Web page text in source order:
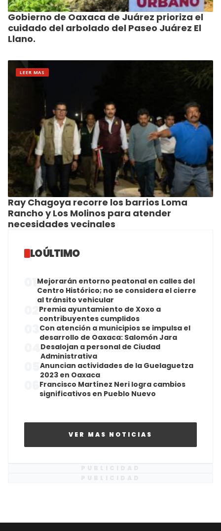
Gobierno de Oaxaca de Juárez prioriza el
cuidado del arbolado del Paseo Juárez El
Llano.
LEER MAS
Ray Chagoya recorre los barrios Loma
Rancho y Los Molinos para atender
necesidades vecinales
LO ÚLTIMO
Mejorarán entorno peatonal en calles del
Centro Histórico; no se considera el cierre
al tránsito vehicular
Premia ayuntamiento de Xoxo a
contribuyentes cumplidos
Con atención a municipios se impulsa el
desarrollo de Oaxaca: Salomón Jara
Desalojan a personal de Ciudad
Administrativa
Anuncian actividades de la Guelaguetza
2023 en Oaxaca
Francisco Martínez Neri logra cambios
significativos en Pueblo Nuevo
VER MAS NOTICIAS